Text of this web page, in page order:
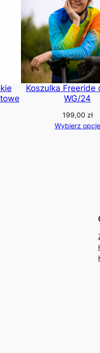
Koszulka Freeride
WG/24
199,00 zł
Wybierz opcje